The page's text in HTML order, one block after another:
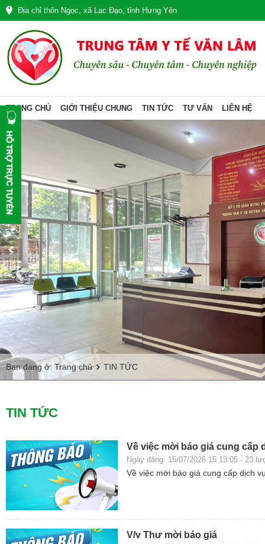
Địa chỉ thôn Ngọc, xã Lạc Đạo, tỉnh Hưng Yên
TRANG CHỦ GIỚI THIỆU CHUNG TIN TỨC TƯ VẤN LIÊN HỆ
Bạn đang ở:Trang chủ TIN TỨC
TIN TỨC
Về việc mời báo giá cung
Ngày đăng: 15/07/2026 15:13:05 - 23
Về việc mời báo giá cung cấp dịch
V/v Thư mời báo giá